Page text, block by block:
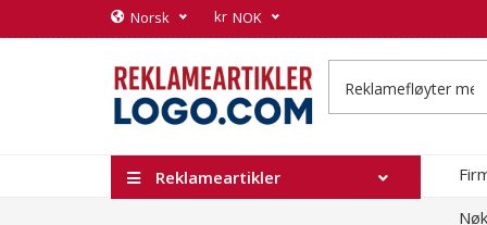
Norsk kr NOK
Reklameartikler